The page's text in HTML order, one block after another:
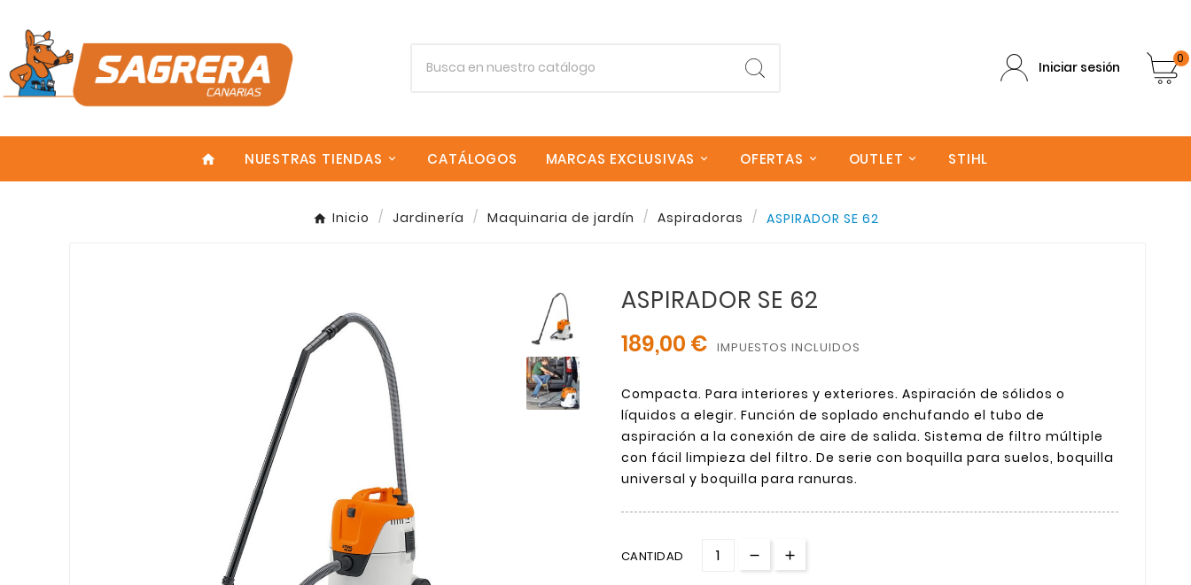
Iniciar sesión
0
home NUESTRAS TIENDAS CATÁLOGOS MARCAS EXCLUSIVAS OFERTAS OUTLET STIHL
Inicio Jardinería Maquinaria de jardín Aspiradoras ASPIRADOR SE 62
ASPIRADOR SE 62
189,00 € IMPUESTOS INCLUIDOS
Compacta. Para interiores y exteriores. Aspiración de sólidos o
líquidos a elegir. Función de soplado enchufando el tubo de
aspiración a la conexión de aire de salida. Sistema de filtro múltiple
con fácil limpieza del filtro. De serie con boquilla para suelos, boquilla
universal y boquilla para ranuras.
CANTIDAD
Empieza escribiendo lo que buscas.